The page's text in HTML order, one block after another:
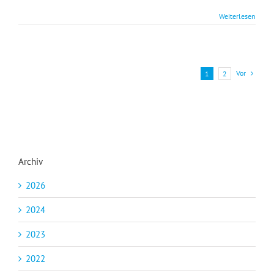
Weiterlesen
1 2 Vor
Archiv
2026
2024
2023
2022